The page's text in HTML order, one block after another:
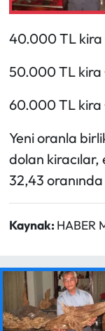
40.000 TL kira
50.000 TL kira
60.000 TL kira
Yeni oranla
dolan kiracılar,
32,43
Kaynak: HABER